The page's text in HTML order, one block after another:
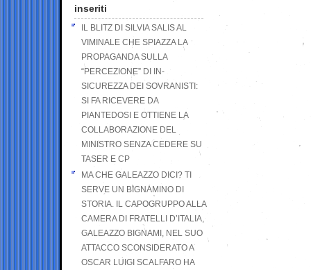
inseriti
IL BLITZ DI SILVIA SALIS AL
VIMINALE CHE SPIAZZA LA
PROPAGANDA SULLA
“PERCEZIONE” DI IN-
SICUREZZA DEI SOVRANISTI:
SI FA RICEVERE DA
PIANTEDOSI E OTTIENE LA
COLLABORAZIONE DEL
MINISTRO SENZA CEDERE SU
TASER E CP
MA CHE GALEAZZO DICI? TI
SERVE UN BIGNAMINO DI
STORIA. IL CAPOGRUPPO ALLA
CAMERA DI FRATELLI D’ITALIA,
GALEAZZO BIGNAMI, NEL SUO
ATTACCO SCONSIDERATO A
OSCAR LUIGI SCALFARO HA